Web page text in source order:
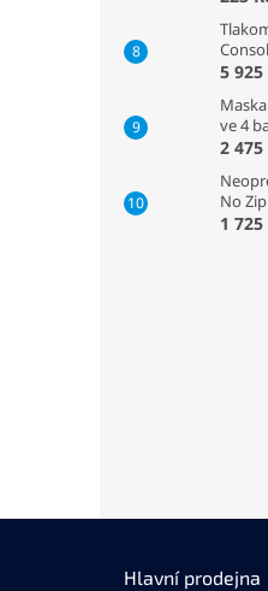
5 925
ve 4
2 475
No
1 725
Hlavní prodejna